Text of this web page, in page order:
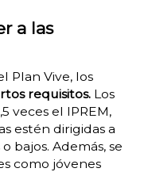
a las
Plan Vive, los
requisitos.Los
veces el IPREM,
estén dirigidas a
bajos. Además, se
como jóvenes